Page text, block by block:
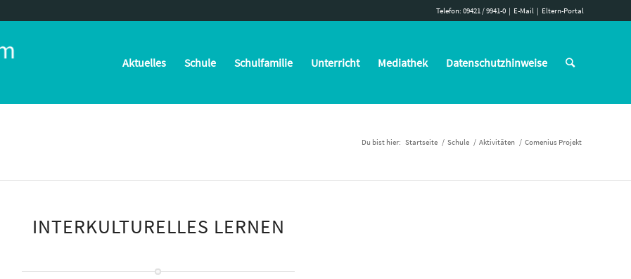
Telefon: 09421 / 9941-0 | E-Mail | Eltern-Portal
Aktuelles Schule Schulfamilie Unterricht Mediathek Datenschutzhinweise
Du bist hier: Startseite / Schule / Aktivitäten / Comenius Projekt
INTERKULTURELLES LERNEN